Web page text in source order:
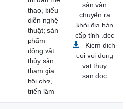
thao, biểu
diễn nghệ
thuật; sản
phẩm
động vật
thủy sản
tham gia
hội chợ,
triển lãm
sản vận
chuyển ra
khỏi địa bàn
cấp tỉnh .doc
Kiem dich
doi voi dong
vat thuy
san.doc